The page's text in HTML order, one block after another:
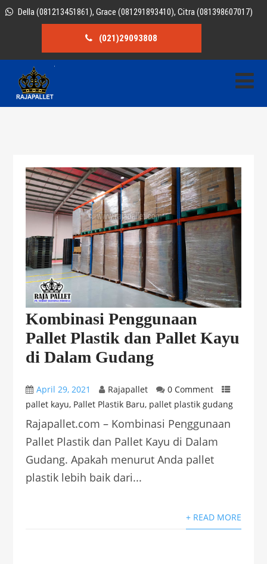
Della (081213451861), Grace (081291893410), Citra (081398607017)
(021)29093808
Kombinasi Penggunaan
Pallet Plastik dan Pallet Kayu
di Dalam Gudang
April 29, 2021 Rajapallet
0 Comment
pallet kayu, Pallet Plastik Baru, pallet plastik gudang
Rajapallet.com – Kombinasi Penggunaan
Pallet Plastik dan Pallet Kayu di Dalam
Gudang. Apakah menurut Anda pallet
plastik lebih baik dari...
+ READ MORE